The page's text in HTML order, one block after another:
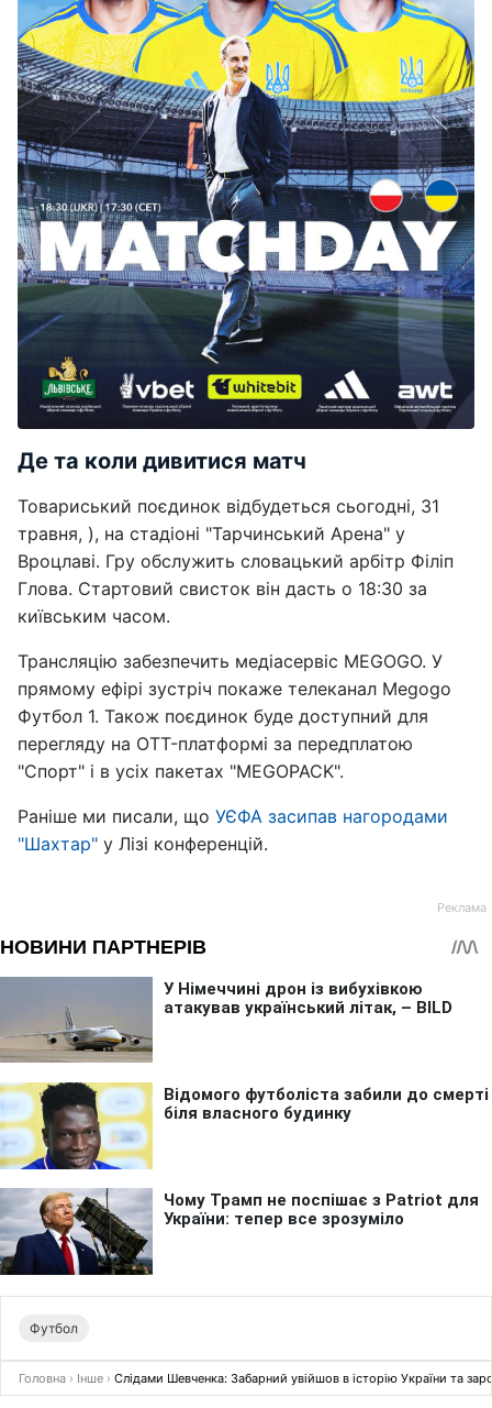
Де та коли дивитися матч
Товариський поєдинок відбудеться сьогодні, 31
травня, ), на стадіоні "Тарчинський Арена" у
Вроцлаві. Гру обслужить словацький арбітр Філіп
Глова. Стартовий свисток він дасть о 18:30 за
київським часом.
Трансляцію забезпечить медіасервіс MEGOGO. У
прямому ефірі зустріч покаже телеканал Megogo
Футбол 1. Також поєдинок буде доступний для
перегляду на OTT-платформі за передплатою
"Спорт" і в усіх пакетах "MEGOPACK".
Раніше ми писали, що УЄФА засипав нагородами
"Шахтар" у Лізі конференцій.
Футбол
Головна › Інше › Слідами Шевченка: Забарний увійшов в історію України та